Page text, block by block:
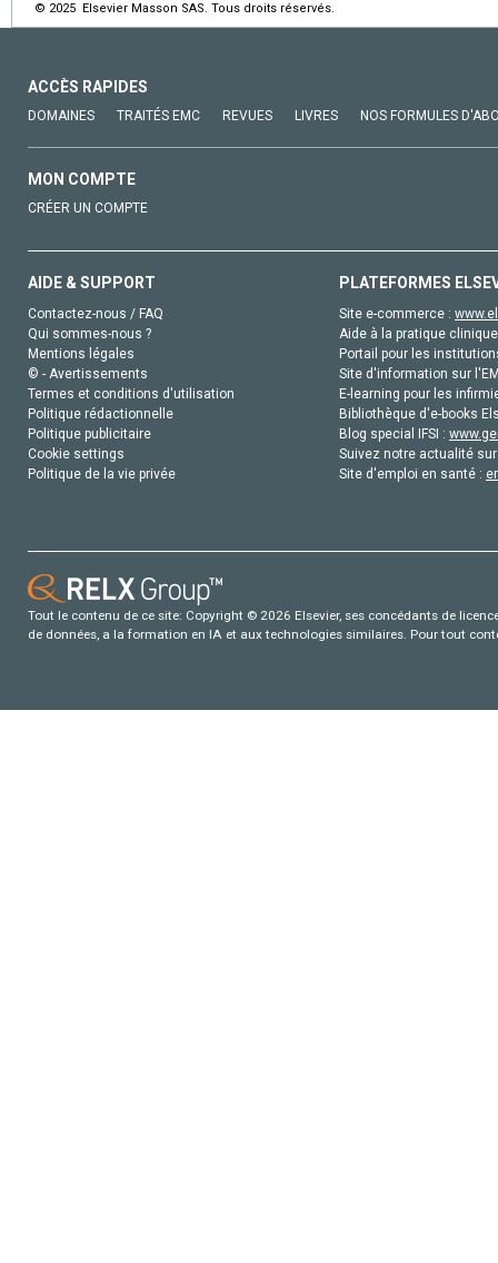
© 2025 Elsevier Masson SAS. Tous droits réservés.
ACCÈS RAPIDES
DOMAINES TRAITÉS EMC REVUES LIVRES NOS FORMULES
MON COMPTE
CRÉER UN COMPTE
AIDE & SUPPORT
Contactez-nous / FAQ
Qui sommes-nous ?
Mentions légales
© - Avertissements
Termes et conditions d'utilisation
Politique rédactionnelle
Politique publicitaire
Cookie settings
Politique de la vie privée
PLATEFORMES
Site e-commerce :
Aide à la pratique
Portail pour les
Site d'information sur
E-learning pour les
Bibliothèque d'e-books
Blog special IFSI :
Suivez notre actualité
Site d'emploi en santé :
Tout le contenu de ce site: Copyright © 2026 Elsevier, ses concédants de
de données, a la formation en IA et aux technologies similaires. Pour tout